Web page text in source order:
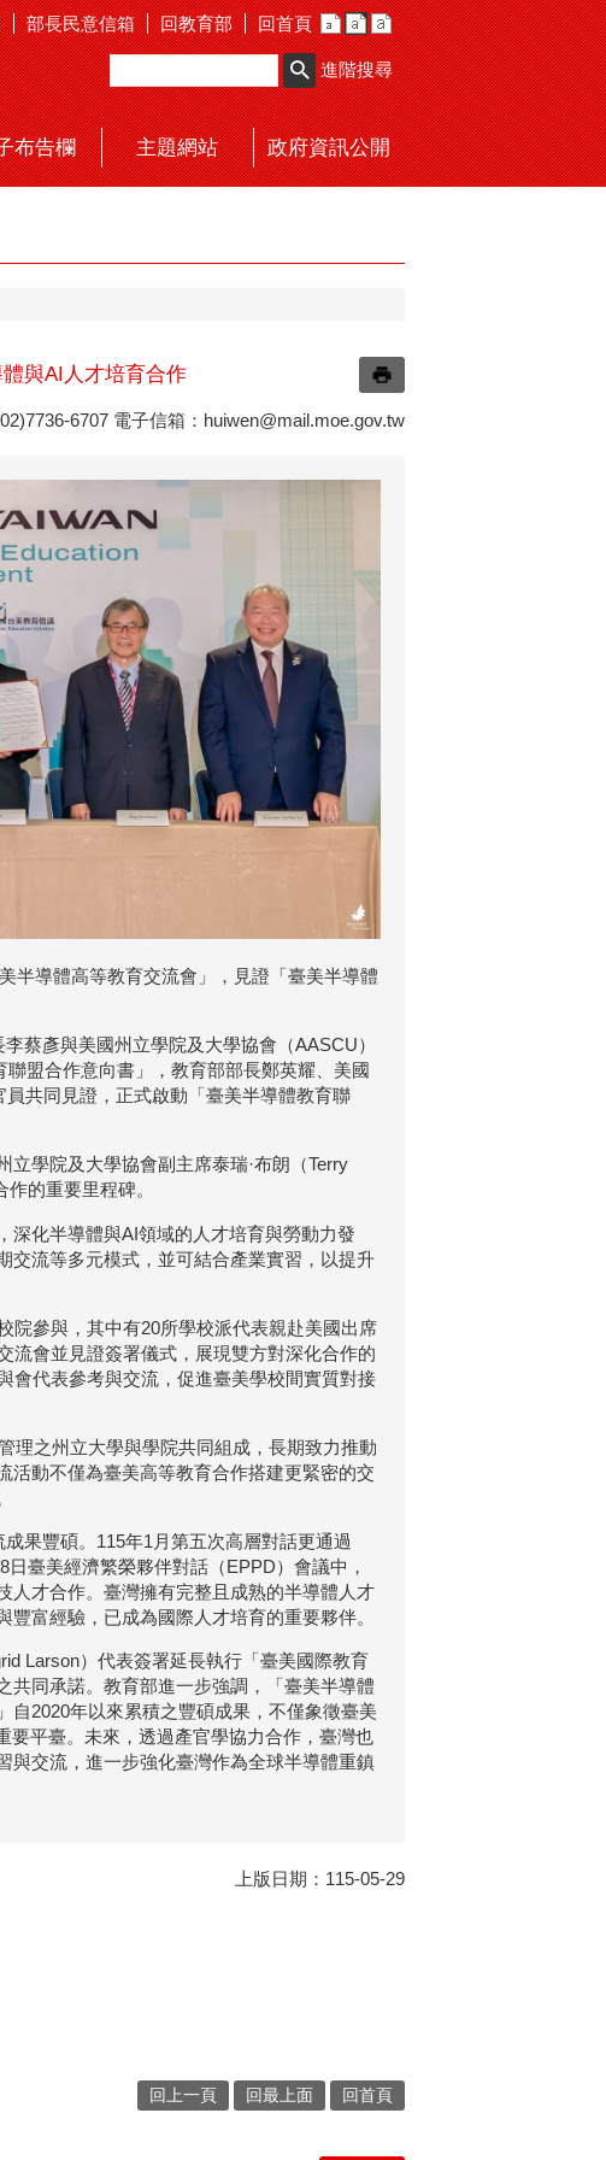
部長民意信箱 回教育部 回首頁
進階搜尋
布告欄 主題網站 政府資訊公開
與AI人才培育合作
6707 電子信箱： huiwen@mail.moe.gov.tw
半導體高等教育交流會」，見證「臺美半導體
蔡彥與美國州立學院及大學協會（AASCU）
盟合作意向書」，教育部部長鄭英耀、美國
共同見證，正式啟動「臺美半導體教育聯
學院及大學協會副主席泰瑞·布朗（Terry
的重要里程碑。
深化半導體與AI領域的人才培育與勞動力發
交流等多元模式，並可結合產業實習，以提升
院參與，其中有20所學校派代表親赴美國出席
流會並見證簽署儀式，展現雙方對深化合作的
會代表參考與交流，促進臺美學校間實質對接
理之州立大學與學院共同組成，長期致力推動
活動不僅為臺美高等教育合作搭建更緊密的交
果豐碩。115年1月第五次高層對話更通過
日臺美經濟繁榮夥伴對話（EPPD）會議中，
人才合作。臺灣擁有完整且成熟的半導體人才
富經驗，已成為國際人才培育的重要夥伴。
Larson）代表簽署延長執行「臺美國際教育
共同承諾。教育部進一步強調，「臺美半導體
2020年以來累積之豐碩成果，不僅象徵臺美
要平臺。未來，透過產官學協力合作，臺灣也
與交流，進一步強化臺灣作為全球半導體重鎮
上版日期：115-05-29
回上一頁 回最上面 回首頁